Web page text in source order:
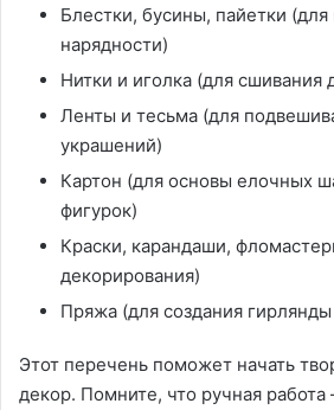
Блестки, бусины, пайетки
нарядности)
Нитки и иголка (для сшивания
Ленты и тесьма (для
украшений)
Картон (для основы елочных
фигурок)
Краски, карандаши,
декорирования)
Пряжа (для создания
Этот перечень поможет начать
декор. Помните, что ручная работа